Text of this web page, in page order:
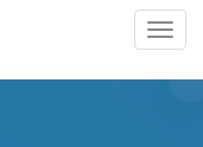
ナ
ビ
ゲ